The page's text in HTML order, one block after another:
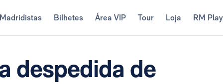
Madridistas Bilhetes Área VIP Tour Loja RM Play
despedida de